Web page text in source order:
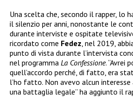
Una scelta che, secondo il rapper, lo
il silenzio per anni, nonostante le
durante interviste e ospitate
ricordato come Fedez , nel 2019,
punto di vista durante l’intervista
nel programma La Confessione. “Avrei
quell’accordo perché, di fatto, era
l’ho fatto. Non avevo alcun
una battaglia legale” ha aggiunto il